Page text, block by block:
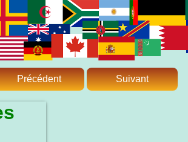
Précédent Suivant